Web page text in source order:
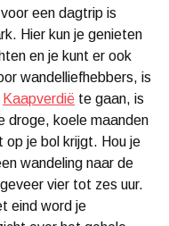
een dagtrip is
Hier kun je genieten
en je kunt er ook
wandelliefhebbers, is
Kaapverdië te gaan, is
droge, koele maanden
op je bol krijgt. Hou je
wandeling naar de
vier tot zes uur.
eind word je